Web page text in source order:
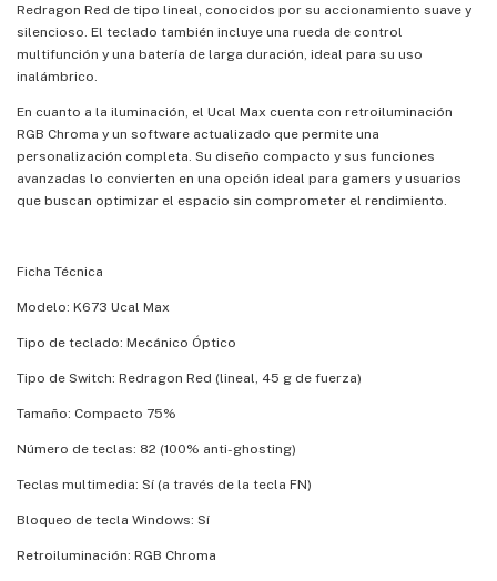
Redragon Red de tipo lineal, conocidos por su accionamiento suave y
silencioso. El teclado también incluye una rueda de control
multifunción y una batería de larga duración, ideal para su uso
inalámbrico.
En cuanto a la iluminación, el Ucal Max cuenta con retroiluminación
RGB Chroma y un software actualizado que permite una
personalización completa. Su diseño compacto y sus funciones
avanzadas lo convierten en una opción ideal para gamers y usuarios
que buscan optimizar el espacio sin comprometer el rendimiento.
Ficha Técnica
Modelo: K673 Ucal Max
Tipo de teclado: Mecánico Óptico
Tipo de Switch: Redragon Red (lineal, 45 g de fuerza)
Tamaño: Compacto 75%
Número de teclas: 82 (100% anti-ghosting)
Teclas multimedia: Sí (a través de la tecla FN)
Bloqueo de tecla Windows: Sí
Retroiluminación: RGB Chroma